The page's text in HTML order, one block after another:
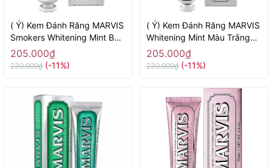
( Ý) Kem Đánh Răng MARVIS
Smokers Whitening Mint Bạc
Trắng ( Dành Cho Người Hút
Thuốc Lá)
205.000₫
230.000₫ (-11%)
( Ý) Kem Đánh Răng MARVIS
Whitening Mint Màu Trắng
85ml ( Chứa Tinh Chất Trắng
Răng)
205.000₫
230.000₫ (-11%)